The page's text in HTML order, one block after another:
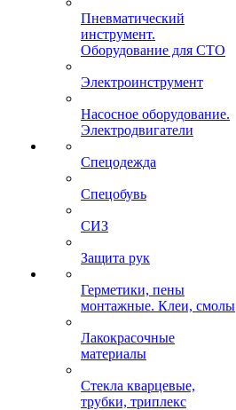
Пневматический
инструмент.
Оборудование для СТО
Электроинструмент
Насосное оборудование.
Электродвигатели
Спецодежда
Спецобувь
СИЗ
Защита рук
Герметики, пены
монтажные. Клеи, смолы
Лакокрасочные
материалы
Стекла кварцевые,
трубки, триплекс